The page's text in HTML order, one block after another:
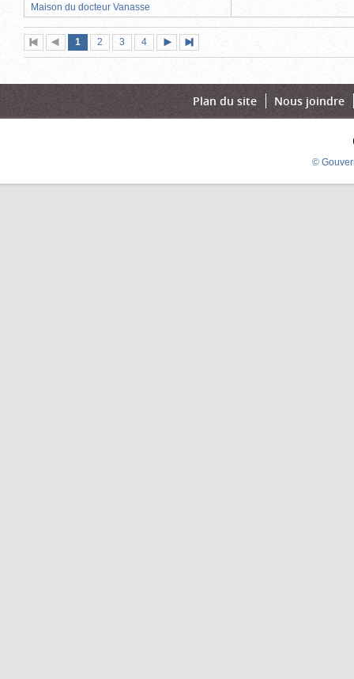
Maison du docteur Vanasse
Première
page
Page
précédente
Page
1 (page
actuelle)
Page
2 Page
3 Page
4
suivante
page
Plan du site Nous joindre
©